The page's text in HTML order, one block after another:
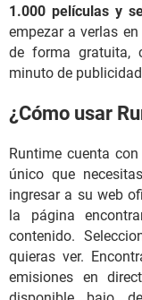
1.000 películas y
empezar a verlas
de forma gratuita,
minuto de
¿Cómo usar
Runtime cuenta
único que
ingresar a su web
la página
contenido.
quieras ver.
emisiones en